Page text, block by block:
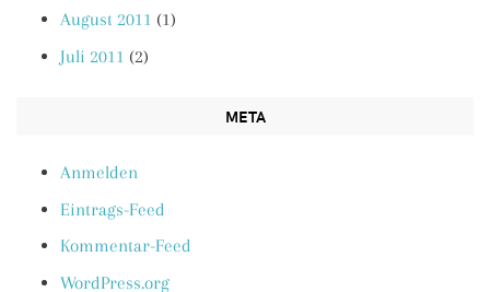
August 2011 (1)
Juli 2011 (2)
META
Anmelden
Eintrags-Feed
Kommentar-Feed
WordPress.org